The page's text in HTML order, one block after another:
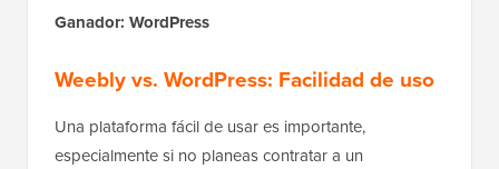
Ganador: WordPress
Weebly vs. WordPress: Facilidad de uso
Una plataforma fácil de usar es importante,
especialmente si no planeas contratar a un